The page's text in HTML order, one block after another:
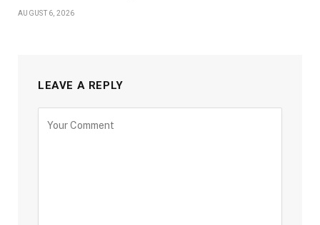
AUGUST 6, 2026
LEAVE A REPLY